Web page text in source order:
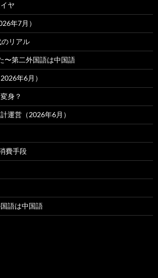
ヤ
年7月）
リアル
〜第二外国語は中国語
年6月）
身？
運営（2026年6月）
費手段
語は中国語